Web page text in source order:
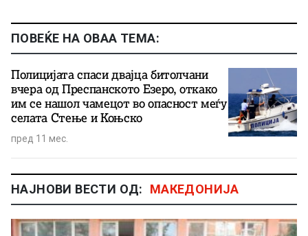
ПОВЕЌЕ НА ОВАА ТЕМА:
Полицијата спаси двајца битолчани
вчера од Преспанското Езеро, откако
им се нашол чамецот во опасност меѓу
селата Стење и Коњско
пред 11 мес.
НАЈНОВИ ВЕСТИ ОД: МАКЕДОНИЈА